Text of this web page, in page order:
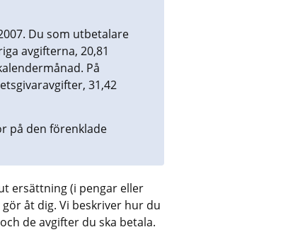
Du som utbetalare
avgifterna, 20,81
På
31,42
på den förenklade
ersättning (i pengar eller
åt dig. Vi beskriver hur du
de avgifter du ska betala.